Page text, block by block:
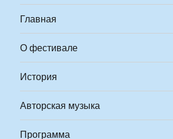
Главная
О фестивале
История
Авторская музыка
Программа